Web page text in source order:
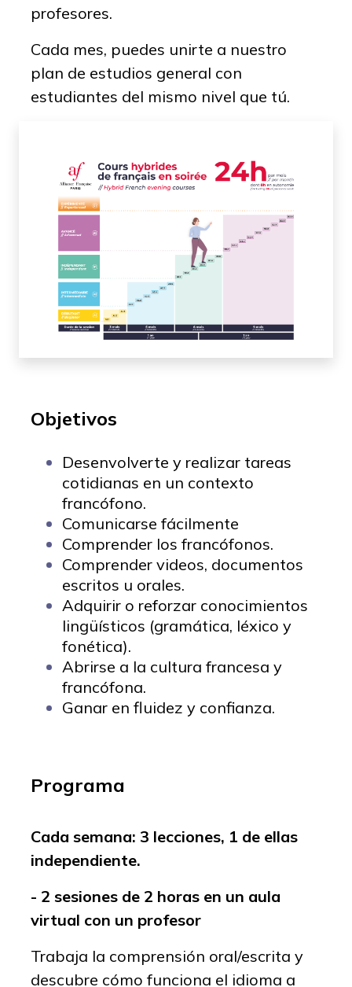
profesores.
Cada mes, puedes unirte a nuestro
plan de estudios general con
estudiantes del mismo nivel que tú.
Objetivos
Desenvolverte y realizar tareas
cotidianas en un contexto
francófono.
Comunicarse fácilmente
Comprender los francófonos.
Comprender videos, documentos
escritos u orales.
Adquirir o reforzar conocimientos
lingüísticos (gramática, léxico y
fonética).
Abrirse a la cultura francesa y
francófona.
Ganar en fluidez y confianza.
Programa
Cada semana: 3 lecciones, 1 de ellas
independiente.
- 2 sesiones de 2 horas en un aula
virtual con un profesor
Trabaja la comprensión oral/escrita y
descubre cómo funciona el idioma a